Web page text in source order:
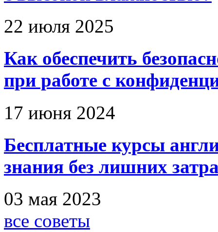
22 июля 2025
Как обеспечить
при работе с
17 июня 2024
Бесплатные курсы
знания без лишних
03 мая 2023
все советы